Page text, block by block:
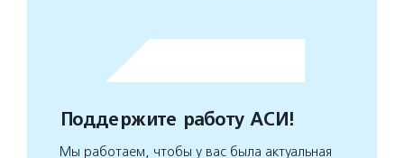
Поддержите работу АСИ!
Мы работаем, чтобы у вас была актуальная